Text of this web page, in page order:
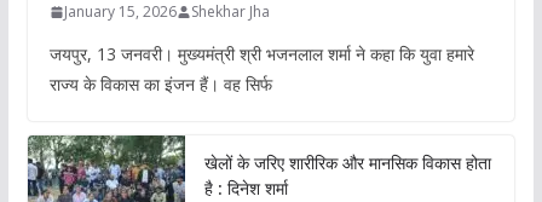
January 15, 2026 Shekhar Jha
जयपुर, 13 जनवरी। मुख्यमंत्री श्री भजनलाल शर्मा ने कहा कि युवा हमारे
राज्य के विकास का इंजन हैं। वह सिर्फ
खेलों के जरिए शारीरिक और मानसिक विकास होता
है : दिनेश शर्मा